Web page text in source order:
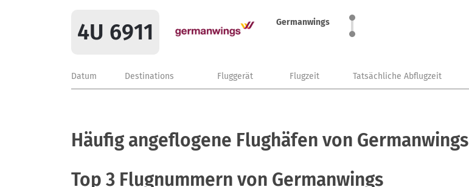
4U 6911 Germanwings
Datum Destinations Fluggerät Flugzeit Tatsächliche Abflugzeit
Häufig angeflogene Flughäfen von Germanwings
Top 3 Flugnummern von Germanwings